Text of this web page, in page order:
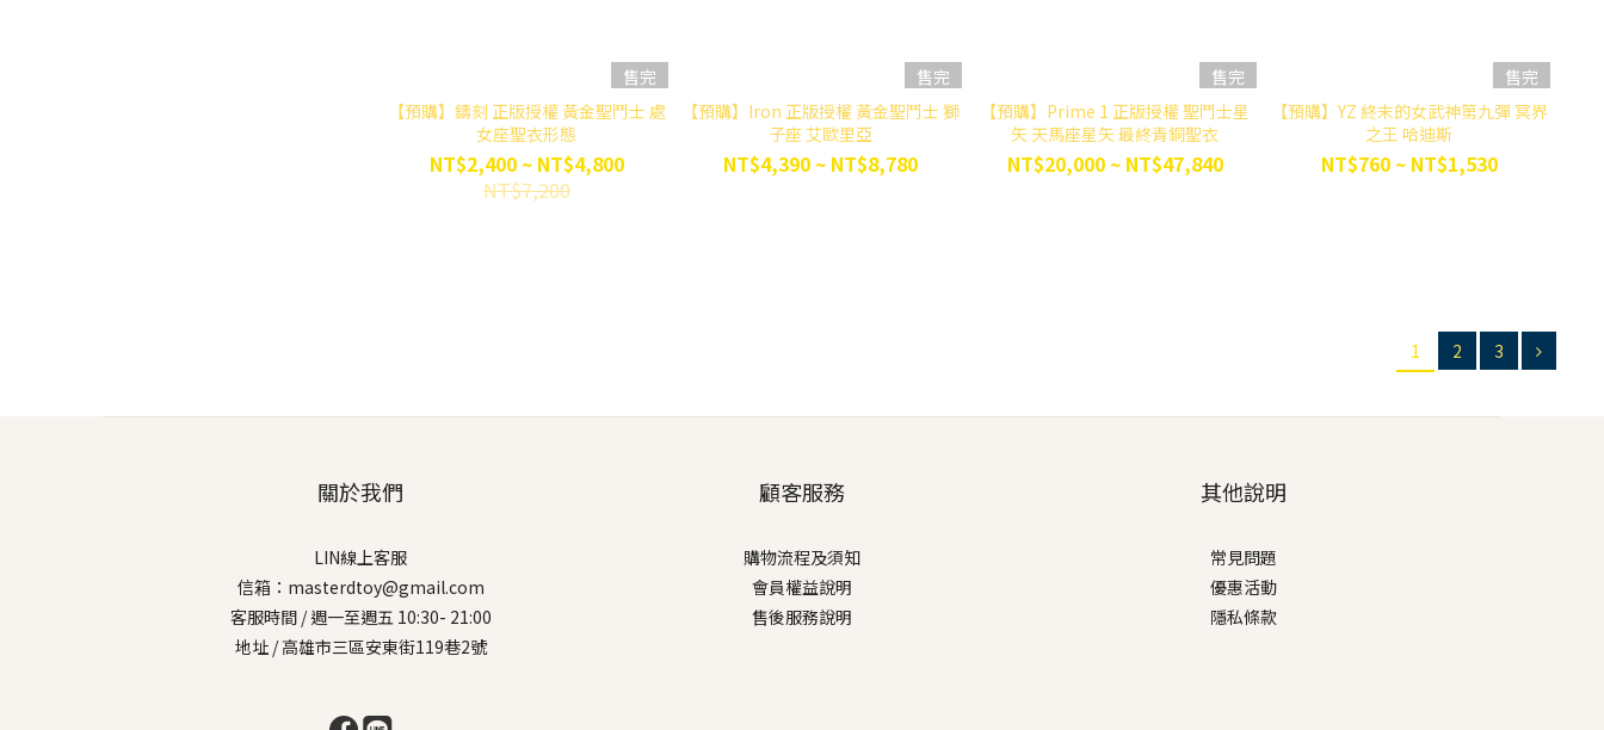
售完
【預購】鑄刻 正版授權 黃金聖鬥士 處
女座聖衣形態
NT$2,400 ~ NT$4,800
NT$7,200
售完
【預購】Iron 正版授權 黃金聖鬥士 獅
子座 艾歐里亞
NT$4,390 ~ NT$8,780
售完
【預購】Prime 1 正版授權 聖鬥士星
矢 天馬座星矢 最終青銅聖衣
NT$20,000 ~ NT$47,840
售完
【預購】YZ 終末的女武神第九彈 冥界
之王 哈迪斯
NT$760 ~ NT$1,530
1 2 3
關於我們
LIN線上客服
信箱：masterdtoy@gmail.com
客服時間 / 週一至週五 10:30- 21:00
地址 / 高雄市三區安東街119巷2號
顧客服務
購物流程及須知
會員權益說明
售後服務說明
其他說明
常見問題
優惠活動
隱私條款